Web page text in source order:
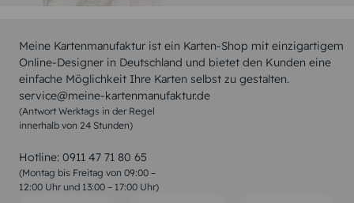
Meine Kartenmanufaktur ist ein Karten-Shop mit einzigartigem
Online-Designer in Deutschland und bietet den Kunden eine
einfache Möglichkeit Ihre Karten selbst zu gestalten.
service@meine-kartenmanufaktur.de
(Antwort Werktags in der Regel
innerhalb von 24 Stunden)
Hotline: 0911 47 71 80 65
(Montag bis Freitag von 09:00 –
12:00 Uhr und 13:00 – 17:00 Uhr)